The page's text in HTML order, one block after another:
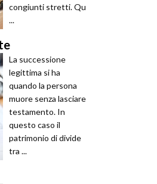
congiunti stretti. Qu
...
La successione
legittima si ha
quando la persona
muore senza lasciare
testamento. In
questo caso il
patrimonio di divide
tra ...